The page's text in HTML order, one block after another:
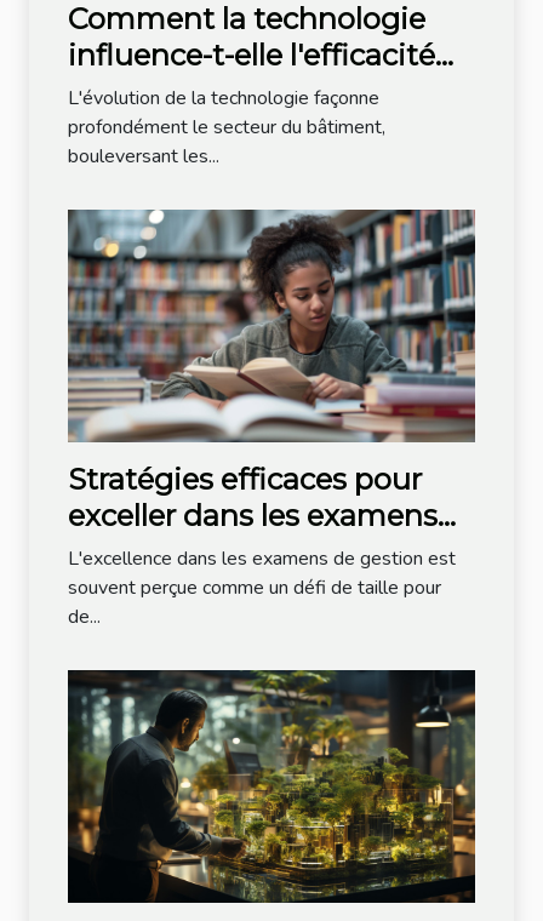
Comment la technologie
influence-t-elle l'efficacité
des méthodes de
construction modernes ?
L'évolution de la technologie façonne
profondément le secteur du bâtiment,
bouleversant les...
Stratégies efficaces pour
exceller dans les examens
de gestion
L'excellence dans les examens de gestion est
souvent perçue comme un défi de taille pour
de...